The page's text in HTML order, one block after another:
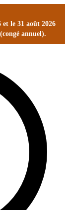
et le 31 août 2026
annuel).